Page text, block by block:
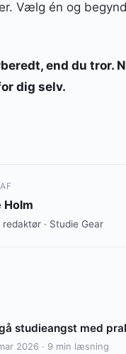
Vælg én og
end du tror.
dig selv.
Holm
· Studie Gear
studieangst med
2026 · 9 min læsning